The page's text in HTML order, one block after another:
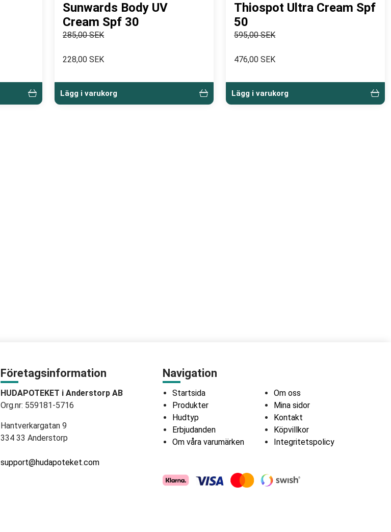
Sunwards Body UV
Cream Spf 30
285,00 SEK
228,00 SEK
Lägg i varukorg
Thiospot Ultra Cream Spf
50
595,00 SEK
476,00 SEK
Lägg i varukorg
Företagsinformation
HUDAPOTEKET i Anderstorp AB
Org.nr: 559181-5716
Hantverkargatan 9
334 33 Anderstorp
support@hudapoteket.com
Navigation
Startsida
Produkter
Hudtyp
Erbjudanden
Om våra varumärken
Om oss
Mina sidor
Kontakt
Köpvillkor
Integritetspolicy